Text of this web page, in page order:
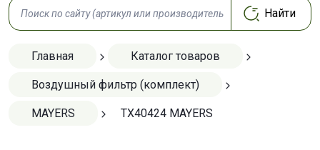
Главная Каталог товаров
Воздушный фильтр (комплект)
MAYERS TX40424 MAYERS